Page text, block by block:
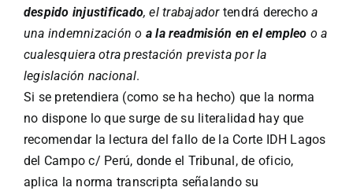
despido injustificado, el trabajador tendrá derecho a
una indemnización o a la readmisión en el empleo o a
cualesquiera otra prestación prevista por la
legislación nacional.
Si se pretendiera (como se ha hecho) que la norma
no dispone lo que surge de su literalidad hay que
recomendar la lectura del fallo de la Corte IDH Lagos
del Campo c/ Perú, donde el Tribunal, de oficio,
aplica la norma transcripta señalando su